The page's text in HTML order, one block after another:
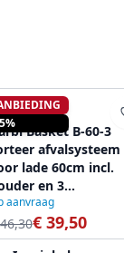
Basket B-60-3
afvalsysteem
lade 60cm incl.
en 3
aanvraag
€ 39,50